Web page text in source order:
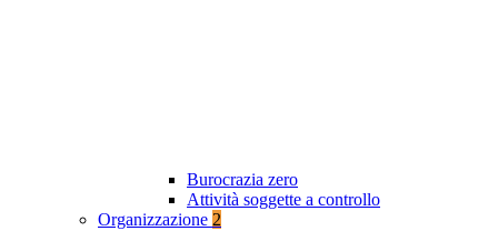
Burocrazia zero
Attività soggette a controllo
Organizzazione 2